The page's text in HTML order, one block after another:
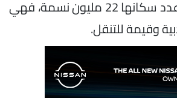
المدينة التي يبلغ عدد سكانها 22 مليون نسمة، فهي
وقيمة للتنقل.